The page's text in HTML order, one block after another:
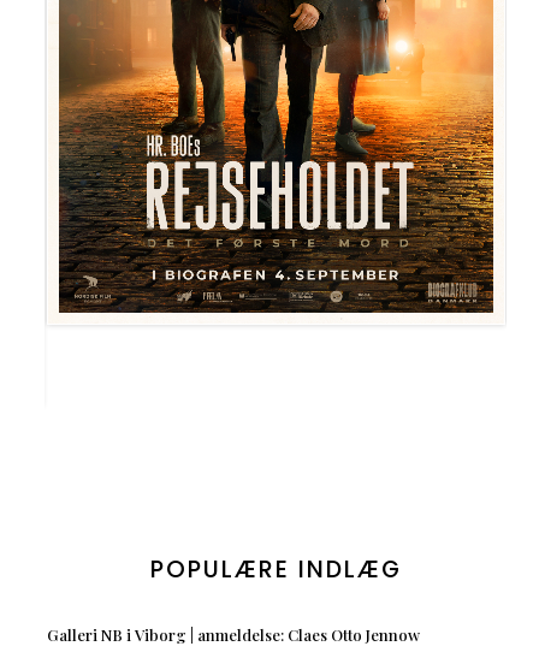
POPULÆRE INDLÆG
Galleri NB i Viborg | anmeldelse: Claes Otto Jennow